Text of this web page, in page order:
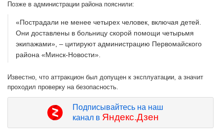
Позже в администрации района пояснили:
«Пострадали не менее четырех человек, включая детей.
Они доставлены в больницу скорой помощи четырьмя
экипажами», – цитируют администрацию Первомайского
района «Минск-Новости».
Известно, что аттракцион был допущен к эксплуатации, а значит
проходил проверку на безопасность.
Подписывайтесь на наш
канал в Яндекс.Дзен